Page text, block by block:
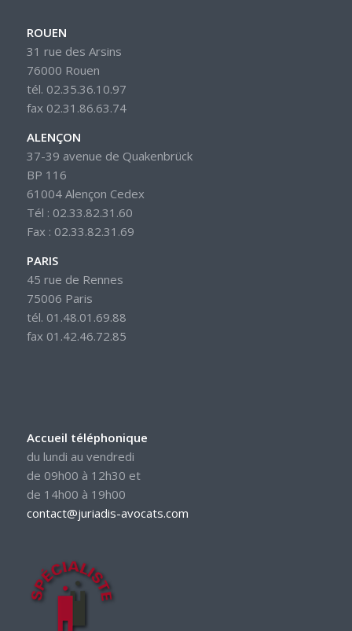
ROUEN
31 rue des Arsins
76000 Rouen
tél. 02.35.36.10.97
fax 02.31.86.63.74
ALENÇON
37-39 avenue de Quakenbrück
BP 116
61004 Alençon Cedex
Tél : 02.33.82.31.60
Fax : 02.33.82.31.69
PARIS
45 rue de Rennes
75006 Paris
tél. 01.48.01.69.88
fax 01.42.46.72.85
Accueil téléphonique
du lundi au vendredi
de 09h00 à 12h30 et
de 14h00 à 19h00
contact@juriadis-avocats.com